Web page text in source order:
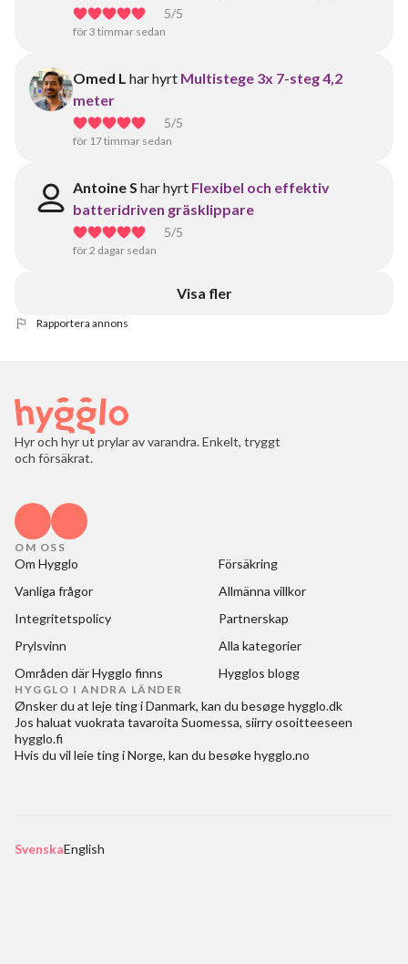
5/5
för 3 timmar sedan
Omed L har hyrt Multistege 3x 7-steg 4,2
meter
5/5
för 17 timmar sedan
Antoine S har hyrt Flexibel och effektiv
batteridriven gräsklippare
5/5
för 2 dagar sedan
Visa fler
Rapportera annons
Hyr och hyr ut prylar av varandra. Enkelt, tryggt
och försäkrat.
OM OSS
Om Hygglo
Försäkring
Vanliga frågor
Allmänna villkor
Integritetspolicy
Partnerskap
Prylsvinn
Alla kategorier
Områden där Hygglo finns
Hygglos blogg
HYGGLO I ANDRA LÄNDER
Ønsker du at leje ting i Danmark, kan du besøgehygglo.dk
Jos haluat vuokrata tavaroita Suomessa, siirry osoitteeseen
hygglo.fi
Hvis du vil leie ting i Norge, kan du besøkehygglo.no
SvenskaEnglish